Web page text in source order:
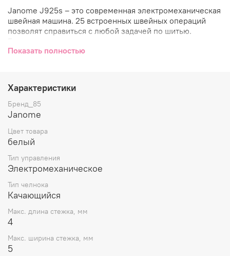
Janome J925s – это современная электромеханическая
швейная машина. 25 встроенных швейных операций
позволят справиться с любой задачей по шитью.
будут выглядеть аккуратно. Трикотажные строчки
подшить подол юбки или платья. Петля в Janome J925s
выполняется в полностью автоматическом режиме под
размер выбранной пуговицы. Используя эту функцию,
вы без особого труда быстро выполните любое
Показать полностью
Характеристики
Бренд_85
Janome
Цвет товара
белый
Тип управления
Электромеханическое
Тип челнока
Качающийся
Макс. длина стежка, мм
4
Макс. ширина стежка, мм
5